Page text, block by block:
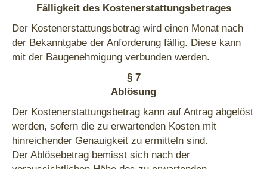
Fälligkeit des Kostenerstattungsbetrages
Der Kostenerstattungsbetrag wird einen Monat nach
der Bekanntgabe der Anforderung fällig. Diese kann
mit der Baugenehmigung verbunden werden.
§ 7
Ablösung
Der Kostenerstattungsbetrag kann auf Antrag abgelöst
werden, sofern die zu erwartenden Kosten mit
hinreichender Genauigkeit zu ermitteln sind.
Der Ablösebetrag bemisst sich nach der